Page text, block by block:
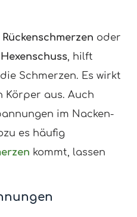
Rückenschmerzen oder
Hexenschuss, hilft
Schmerzen. Es wirkt
Körper aus. Auch
im Nacken-
es häufig
kommt, lassen